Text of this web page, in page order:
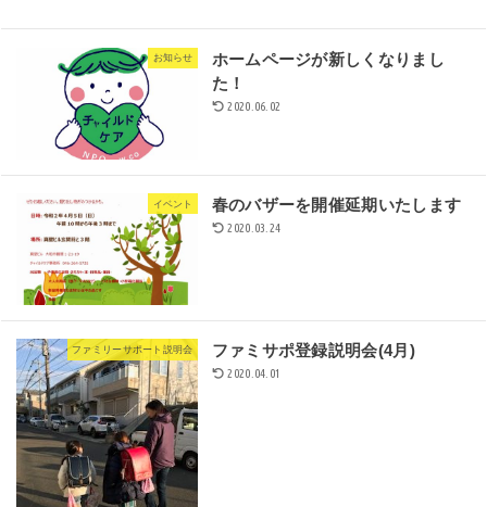
お知らせ
ホームページが新しくなりまし
た！
2020.06.02
イベント 春のバザーを開催延期いたします
2020.03.24
ファミリーサポート説明会 ファミサポ登録説明会(4月)
2020.04.01